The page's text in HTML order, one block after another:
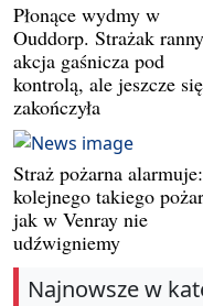
Płonące wydmy w
Ouddorp. Strażak
akcja gaśnicza pod
kontrolą, ale jeszcze
zakończyła
Straż pożarna alarmuje:
kolejnego takiego
jak w Venray nie
udźwigniemy
Najnowsze w